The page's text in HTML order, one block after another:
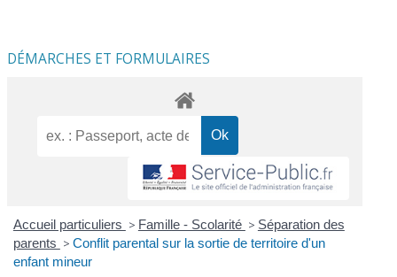
DÉMARCHES ET FORMULAIRES
Accueil particuliers > Famille - Scolarité > Séparation des
parents > Conflit parental sur la sortie de territoire d'un
enfant mineur